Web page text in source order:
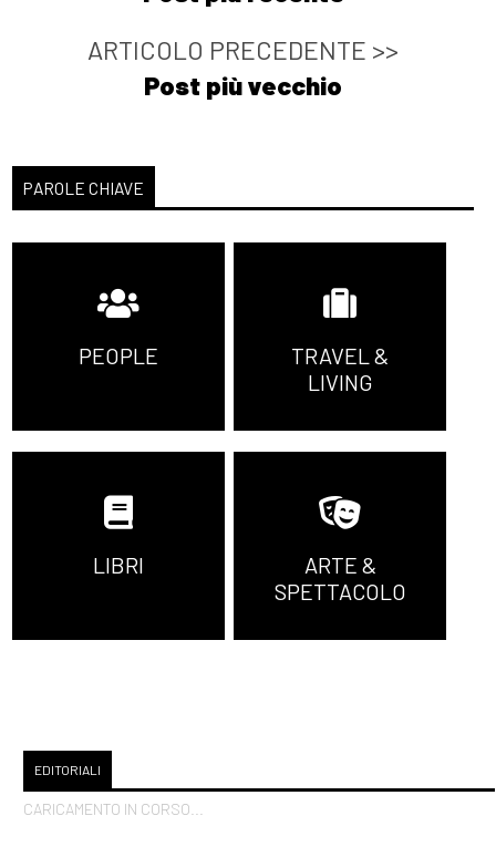
ARTICOLO PRECEDENTE >>
Post più vecchio
PAROLE CHIAVE
PEOPLE
TRAVEL &
LIVING
LIBRI
ARTE &
SPETTACOLO
EDITORIALI
CARICAMENTO IN CORSO...